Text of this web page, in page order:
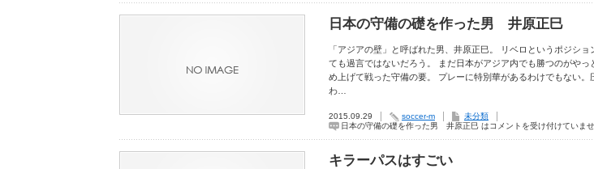
日本の守備の礎を作った男 井原正巳
「アジアの壁」と呼ばれた男、井原正巳。 リベロというポジシ
ても過言ではないだろう。 まだ日本がアジア内でも勝つのがやっ
め上げて戦った守備の要。 プレーに特別華があるわけでもない。
わ…
2015.09.29 soccer-m
未分類
日本の守備の礎を作った男 井原正巳 はコメントを受け付けていま
キラーパスはすごい